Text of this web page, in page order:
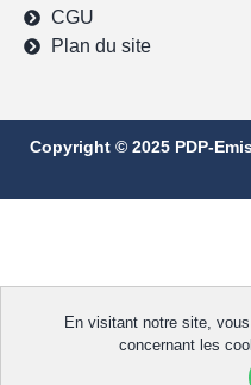
En visitant notre site,
concernant les
CGU
Plan du site
Copyright © 2025 PDP-